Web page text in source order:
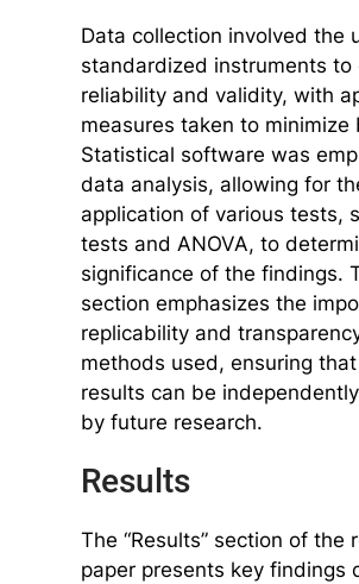
Data collection involved the
standardized instruments to
reliability and validity, with
measures taken to minimize
Statistical software was
data analysis, allowing for
application of various tests,
tests and ANOVA, to
significance of the findings.
section emphasizes the
replicability and
methods used, ensuring
results can be
by future research.
Results
The “Results” section of the
paper presents key findings